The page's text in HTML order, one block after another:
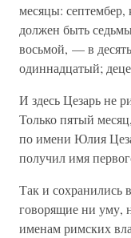
месяцы: септембер,
должен быть
восьмой, — в
одиннадцатый;
И здесь Цезарь не
Только пятый
по имени Юлия
получил имя
Так и сохранились
говорящие ни уму,
именам римских